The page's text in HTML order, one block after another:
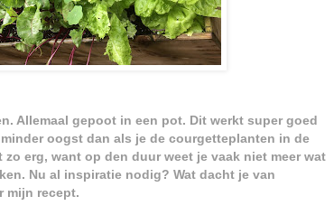
Allemaal gepoot in een pot. Dit werkt super goed
oogst dan als je de courgetteplanten in de
erg, want op den duur weet je vaak niet meer wat
Nu al inspiratie nodig? Wat dacht je van
mijn recept.